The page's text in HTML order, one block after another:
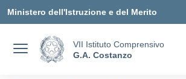
Vai ai contenuti
Vai al menu di navigazione
Vai al footer
Ministero dell'Istruzione e del Merito
VII Istituto Comprensivo
G.A. Costanzo